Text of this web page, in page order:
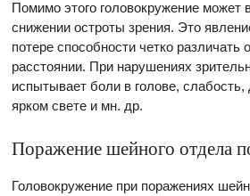
Помимо этого головокружение может
снижении остроты зрения. Это
потере способности четко различать
расстоянии. При нарушениях
испытывает боли в голове,
ярком свете и мн. др.
Поражение шейного отдела
Головокружение при поражениях